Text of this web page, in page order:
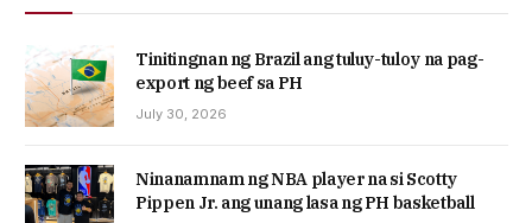
Tinitingnan ng Brazil ang tuluy-tuloy na pag-
export ng beef sa PH
July 30, 2026
Ninanamnam ng NBA player na si Scotty
Pippen Jr. ang unang lasa ng PH basketball